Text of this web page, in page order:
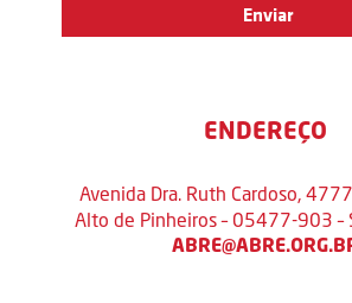
ENDEREÇO
Avenida Dra. Ruth Cardoso,
Alto de Pinheiros – 05477-903 –